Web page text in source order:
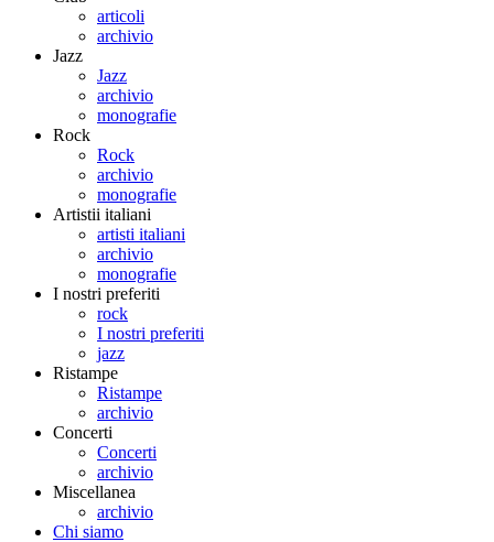
articoli
archivio
Jazz
Jazz
archivio
monografie
Rock
Rock
archivio
monografie
Artistii italiani
artisti italiani
archivio
monografie
I nostri preferiti
rock
I nostri preferiti
jazz
Ristampe
Ristampe
archivio
Concerti
Concerti
archivio
Miscellanea
archivio
Chi siamo